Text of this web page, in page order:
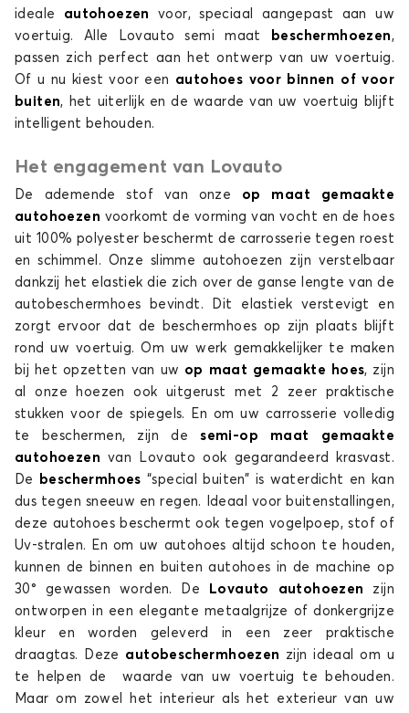
ideale autohoezen
voor, speciaal aangepast aan uw
voertuig. Alle Lovauto semi maat
beschermhoezen,
passen zich perfect aan het ontwerp van uw voertuig.
Of u nu kiest voor een autohoes voor binnen of voor
buiten, het uiterlijk en de waarde van uw voertuig blijft
intelligent behouden.
Het engagement van Lovauto
De ademende stof van onze op maat gemaakte
autohoezen voorkomt de vorming van vocht en de hoes
uit 100% polyester beschermt de carrosserie tegen roest
en schimmel. Onze slimme autohoezen zijn verstelbaar
dankzij het elastiek die zich over de ganse lengte van de
autobeschermhoes bevindt. Dit elastiek verstevigt en
zorgt ervoor dat de beschermhoes op zijn plaats blijft
rond uw voertuig. Om uw werk gemakkelijker te maken
bij het opzetten van uw op maat gemaakte hoes, zijn
al onze hoezen ook uitgerust met 2 zeer praktische
stukken voor de spiegels. En om uw carrosserie volledig
te beschermen, zijn desemi-op maat gemaakte
autohoezenvan Lovauto ook gegarandeerd krasvast.
De
beschermhoes “special buiten” is waterdicht en kan
dus tegen sneeuw en regen. Ideaal voor buitenstallingen,
deze autohoes beschermt ook tegen vogelpoep, stof of
Uv-stralen. En om uw autohoes altijd schoon te houden,
kunnen de binnen en buiten autohoes in de machine op
30° gewassen worden. De
Lovauto autohoezen
zijn
ontworpen in een elegante metaalgrijze of donkergrijze
kleur en worden geleverd in een zeer praktische
draagtas. Deze autobeschermhoezen zijn ideaal om u
te helpen de waarde van uw voertuig te behouden.
Maar om zowel het interieur als het exterieur van uw